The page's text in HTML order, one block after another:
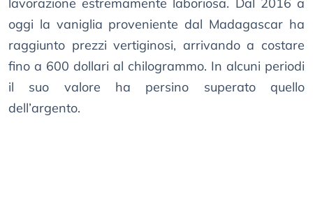
lavorazione estremamente laboriosa. Dal 2016 a
oggi la vaniglia proveniente dal Madagascar ha
raggiunto prezzi vertiginosi, arrivando a costare
fino a 600 dollari al chilogrammo. In alcuni periodi
il suo valore ha persino superato quello
dell’argento.